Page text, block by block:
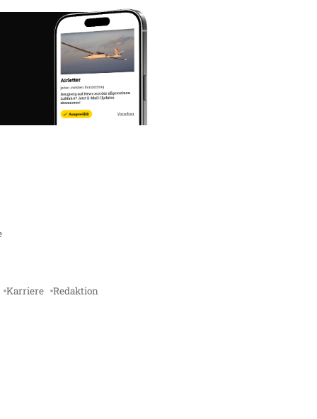
Karriere Redaktion